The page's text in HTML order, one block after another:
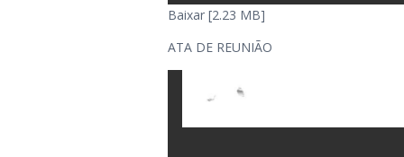
Baixar [2.23 MB]
ATA DE REUNIÃO